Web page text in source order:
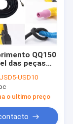
QQ150
das peças
Troch Mig
Machine
USD10
o ultimo preço